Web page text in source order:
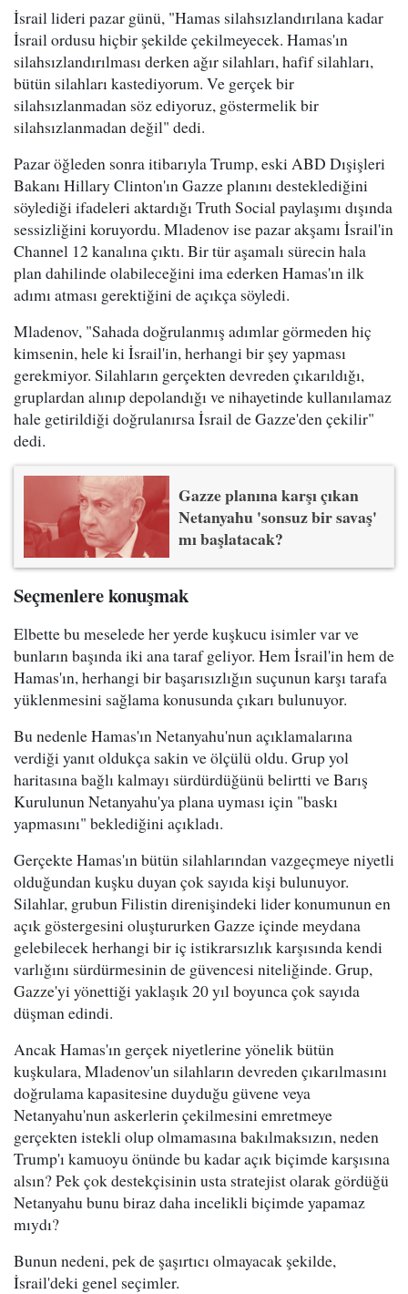
İsrail lideri pazar günü, "Hamas silahsızlandırılana kadar
İsrail ordusu hiçbir şekilde çekilmeyecek. Hamas'ın
silahsızlandırılması derken ağır silahları, hafif silahları,
bütün silahları kastediyorum. Ve gerçek bir
silahsızlanmadan söz ediyoruz, göstermelik bir
silahsızlanmadan değil" dedi.
Pazar öğleden sonra itibarıyla Trump, eski ABD Dışişleri
Bakanı Hillary Clinton'ın Gazze planını desteklediğini
söylediği ifadeleri aktardığı Truth Social paylaşımı dışında
sessizliğini koruyordu. Mladenov ise pazar akşamı İsrail'in
Channel 12 kanalına çıktı. Bir tür aşamalı sürecin hala
plan dahilinde olabileceğini ima ederken Hamas'ın ilk
adımı atması gerektiğini de açıkça söyledi.
Mladenov, "Sahada doğrulanmış adımlar görmeden hiç
kimsenin, hele ki İsrail'in, herhangi bir şey yapması
gerekmiyor. Silahların gerçekten devreden çıkarıldığı,
gruplardan alınıp depolandığı ve nihayetinde kullanılamaz
hale getirildiği doğrulanırsa İsrail de Gazze'den çekilir"
dedi.
Gazze planına karşı çıkan
Netanyahu 'sonsuz bir savaş'
mı başlatacak?
Seçmenlere konuşmak
Elbette bu meselede her yerde kuşkucu isimler var ve
bunların başında iki ana taraf geliyor. Hem İsrail'in hem de
Hamas'ın, herhangi bir başarısızlığın suçunun karşı tarafa
yüklenmesini sağlama konusunda çıkarı bulunuyor.
Bu nedenle Hamas'ın Netanyahu'nun açıklamalarına
verdiği yanıt oldukça sakin ve ölçülü oldu. Grup yol
haritasına bağlı kalmayı sürdürdüğünü belirtti ve Barış
Kurulunun Netanyahu'ya plana uyması için "baskı
yapmasını" beklediğini açıkladı.
Gerçekte Hamas'ın bütün silahlarından vazgeçmeye niyetli
olduğundan kuşku duyan çok sayıda kişi bulunuyor.
Silahlar, grubun Filistin direnişindeki lider konumunun en
açık göstergesini oluştururken Gazze içinde meydana
gelebilecek herhangi bir iç istikrarsızlık karşısında kendi
varlığını sürdürmesinin de güvencesi niteliğinde. Grup,
Gazze'yi yönettiği yaklaşık 20 yıl boyunca çok sayıda
düşman edindi.
Ancak Hamas'ın gerçek niyetlerine yönelik bütün
kuşkulara, Mladenov'un silahların devreden çıkarılmasını
doğrulama kapasitesine duyduğu güvene veya
Netanyahu'nun askerlerin çekilmesini emretmeye
gerçekten istekli olup olmamasına bakılmaksızın, neden
Trump'ı kamuoyu önünde bu kadar açık biçimde karşısına
alsın? Pek çok destekçisinin usta stratejist olarak gördüğü
Netanyahu bunu biraz daha incelikli biçimde yapamaz
mıydı?
Bunun nedeni, pek de şaşırtıcı olmayacak şekilde,
İsrail'deki genel seçimler.